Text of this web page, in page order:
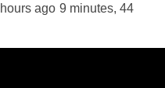
ago 9 minutes, 44